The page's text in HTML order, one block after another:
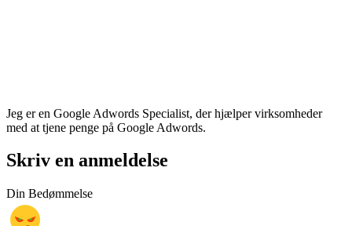
Jeg er en Google Adwords Specialist, der hjælper virksomheder
med at tjene penge på Google Adwords.
Skriv en anmeldelse
Din Bedømmelse